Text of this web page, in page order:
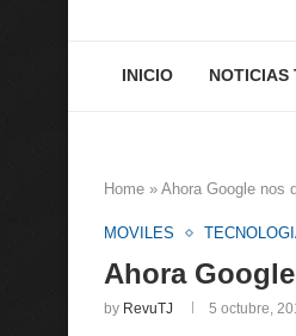
INICIO NOTICIAS
Home » Ahora Google nos
MOVILES
Ahora
by RevuTJ 5 octubre,